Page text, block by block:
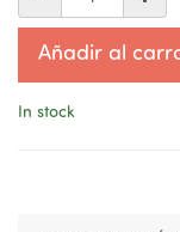
Añadir al
In stock